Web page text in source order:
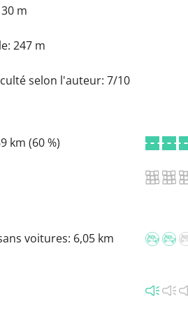
30 m
247 m
selon l'auteur: 7/10
km (60 %)
voitures: 6,05 km